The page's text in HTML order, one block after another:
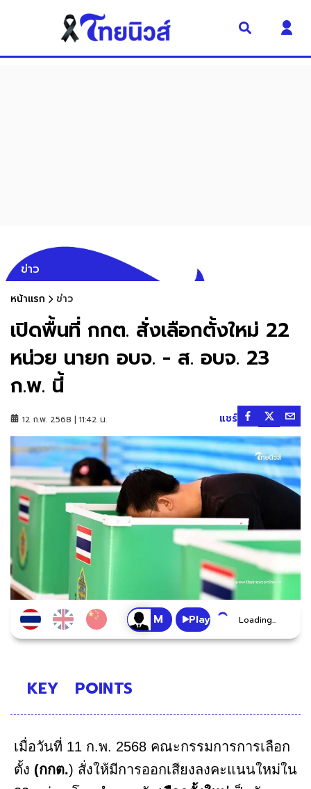
ข่าว
หน้าแรก ข่าว
เปิดพื้นที่ กกต. สั่งเลือกตั้งใหม่ 22
หน่วย นายก อบจ. - ส. อบจ. 23
ก.พ. นี้
12 ก.พ. 2568 | 11:42 น. แชร์
Play Loading...
KEY POINTS
เมื่อวันที่ 11 ก.พ. 2568 คณะกรรมการการเลือก
ตั้ง (กกต.) สั่งให้มีการออกเสียงลงคะแนนใหม่ใน